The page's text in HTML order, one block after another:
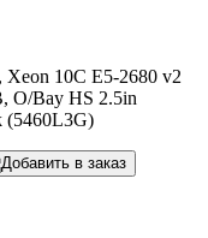
10C E5-2680 v2
O/Bay HS 2.5in
(5460L3G)